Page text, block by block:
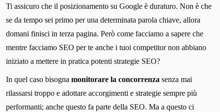
Ti assicuro che il posizionamento su Google è duraturo. Non è che
se da tempo sei primo per una determinata parola chiave, allora
domani finisci in terza pagina. Però come facciamo a sapere che
mentre facciamo SEO per te anche i tuoi competitor non abbiano
iniziato a mettere in pratica potenti strategie SEO?
In quel caso bisogna monitorare la concorrenza senza mai
rilassarsi troppo e adottare accorgimenti e strategie sempre più
performanti; anche questo fa parte della SEO. Ma a questo ci